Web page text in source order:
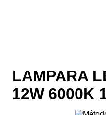
LAMPARA
12W 6000K